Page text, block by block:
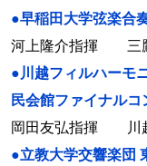
●早稲田大学弦楽合
河上隆介指揮 三鷹
●川越フィルハーモ
民会館ファイナルコ
岡田友弘指揮 川
●立教大学交響楽団